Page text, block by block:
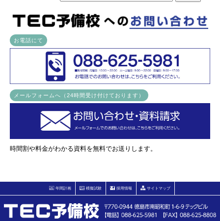
お電話にて
メールフォームへ（24時間受け付けております）
時間割や料金がわかる資料を無料でお送りします。
年間計画 模擬試験 採用情報 サイトマップ